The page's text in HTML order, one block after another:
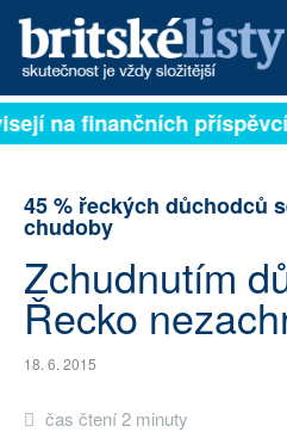
PŘIHLÁSIT
ARCHIV
ROZHOVORY
na finančních
45 % řeckých důchodců
chudoby
Zchudnutím
Řecko
18. 6. 2015
čas čtení 2 minuty